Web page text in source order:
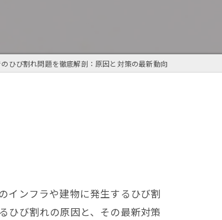
ひび割れ問題を徹底解剖：原因と対策の最新動向
インフラや建物に発生するひび割
ひび割れの原因と、その最新対策